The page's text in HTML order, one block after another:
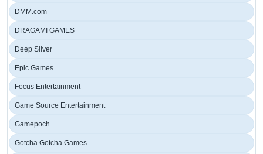
DMM.com
DRAGAMI GAMES
Deep Silver
Epic Games
Focus Entertainment
Game Source Entertainment
Gamepoch
Gotcha Gotcha Games